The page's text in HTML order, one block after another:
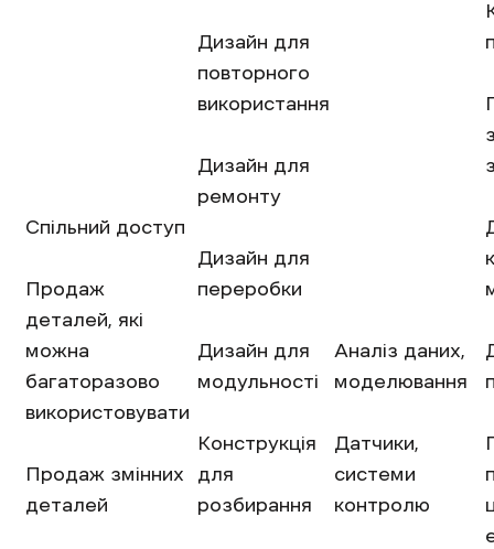
Спільний доступ
Продаж
деталей, які
можна
багаторазово
використовувати
Продаж змінних
деталей
Дизайн для
повторного
використання
Дизайн для
ремонту
Дизайн для
переробки
Дизайн для
модульності
Конструкція
для
розбирання
Аналіз даних,
моделювання
Датчики,
системи
контролю